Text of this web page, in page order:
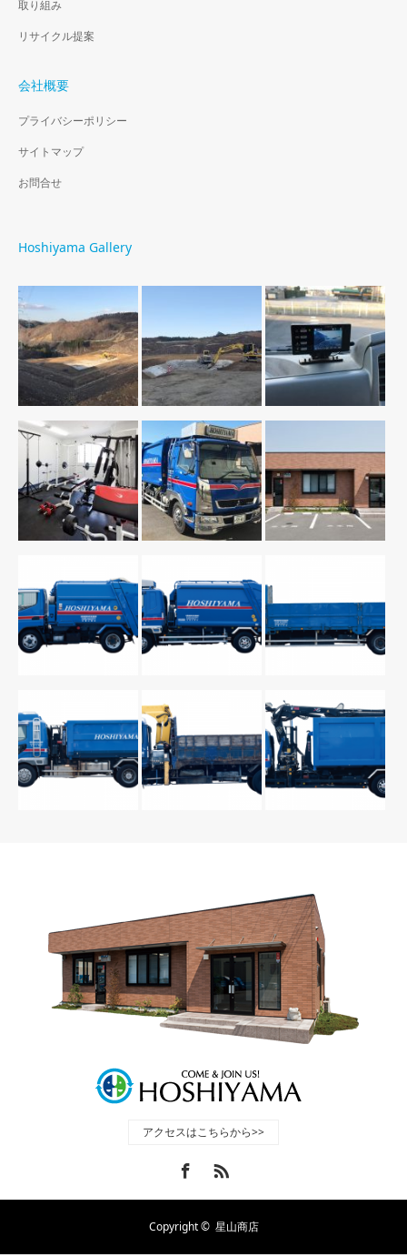
取り組み
リサイクル提案
会社概要
プライバシーポリシー
サイトマップ
お問合せ
Hoshiyama Gallery
アクセスはこちらから>>
Copyright © 星山商店